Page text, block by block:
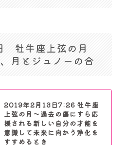
牡牛座上弦の月
月とジュノーの合
2019年2月13日7:26 牡牛座
上弦の月～過去の傷にすら応
援される新しい自分の才能を
意識して未来に向かう浄化を
すすめるとき